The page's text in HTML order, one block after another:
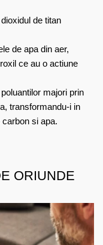
de titan
de apa din aer,
ce au o actiune
majori prin
transformandu-i in
si apa.
ORIUNDE